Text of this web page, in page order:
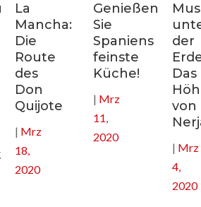
La
Mancha:
Die
Route
des
Don
Quijote
| Mrz
18,
2020
Genießen
Sie
Spaniens
feinste
Küche!
| Mrz
11,
2020
der
Das
von
| Mrz
4,
2020